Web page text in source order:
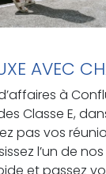
AVEC
à
Classe E,
pas vos
l’un de nos
et passez